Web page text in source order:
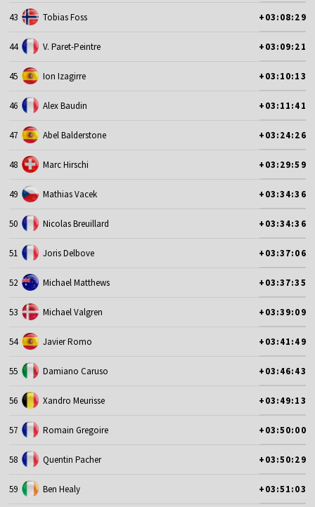
43 Tobias Foss +03:08:29
44 V. Paret-Peintre +03:09:21
45 Ion Izagirre +03:10:13
46 Alex Baudin +03:11:41
47 Abel Balderstone +03:24:26
48 Marc Hirschi +03:29:59
49 Mathias Vacek +03:34:36
50 Nicolas Breuillard +03:34:36
51 Joris Delbove +03:37:06
52 Michael Matthews +03:37:35
53 Michael Valgren +03:39:09
54 Javier Romo +03:41:49
55 Damiano Caruso +03:46:43
56 Xandro Meurisse +03:49:13
57 Romain Gregoire +03:50:00
58 Quentin Pacher +03:50:29
59 Ben Healy +03:51:03